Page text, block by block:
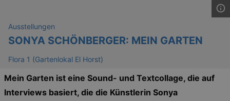
Ausstellungen
SONYA SCHÖNBERGER: MEIN GARTEN
Flora 1 (Gartenlokal El Horst)
Mein Garten ist eine Sound- und Textcollage, die auf
Interviews basiert, die die Künstlerin Sonya